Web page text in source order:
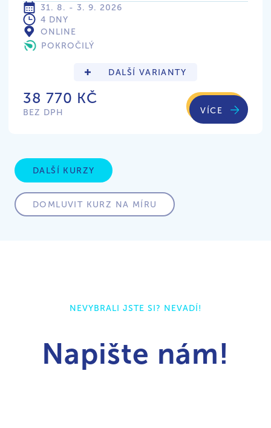
31. 8. - 3. 9. 2026
4 DNY
ONLINE
POKROČILÝ
DALŠÍ VARIANTY
38 770 KČ
BEZ DPH VÍCE
DALŠÍ KURZY
DOMLUVIT KURZ NA MÍRU
NEVYBRALI JSTE SI? NEVADÍ!
Napište nám!